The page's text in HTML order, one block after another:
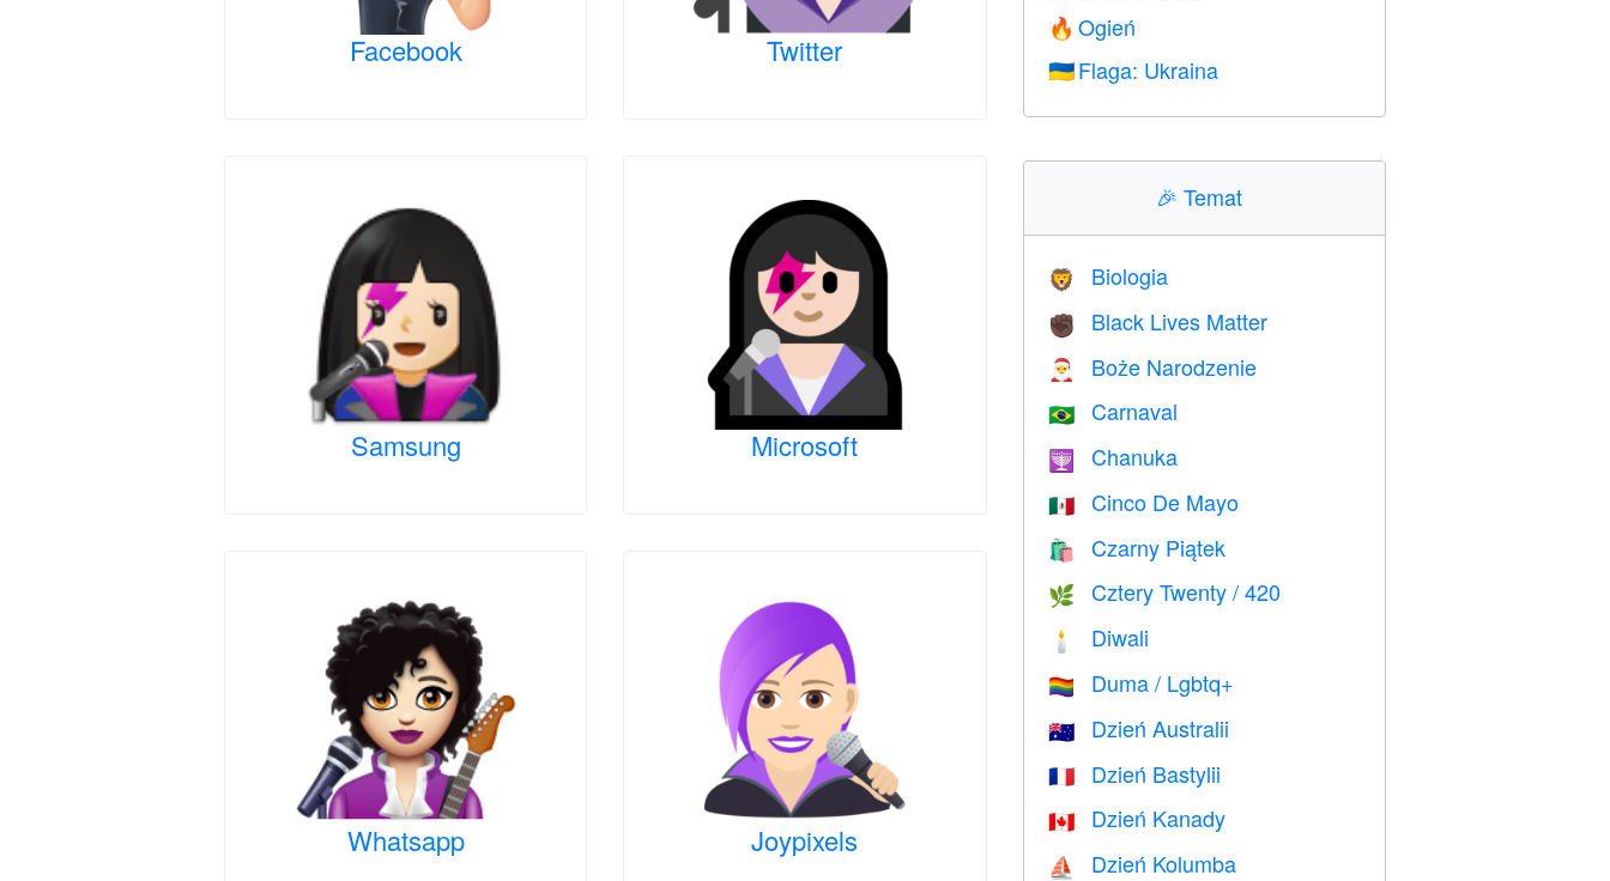
Facebook Twitter
Samsung Microsoft
Whatsapp Joypixels
🔥 Ogień
🇺🇦 Flaga: Ukraina
🎉 Temat
🦁 Biologia
✊🏿 Black Lives Matter
🎅 Boże Narodzenie
🇧🇷 Carnaval
🕎 Chanuka
🇲🇽 Cinco De Mayo
🛍 Czarny Piątek
🌿 Cztery Twenty / 420
🕯 Diwali
🏳️‍🌈 Duma / Lgbtq+
🇦🇺 Dzień Australii
🇫🇷 Dzień Bastylii
🇨🇦 Dzień Kanady
⛵️ Dzień Kolumba